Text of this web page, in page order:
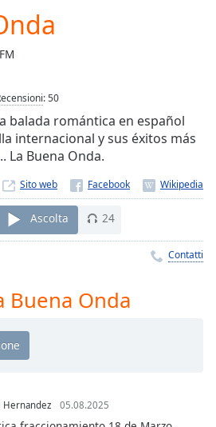
:50
balada romántica en español
internacional y sus éxitos más
La Buena Onda.
Sito web
Ascolta 24
Contatti
Buena Onda
Hernandez 05.08.2025